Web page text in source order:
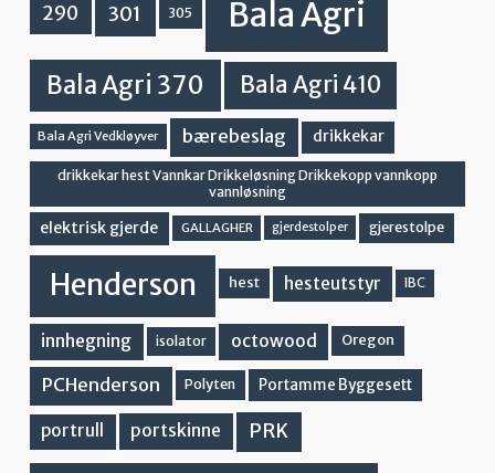
290 301 305 Bala Agri
Bala Agri 370 Bala Agri 410
Bala Agri Vedkløyver bærebeslag drikkekar
drikkekar hest Vannkar Drikkeløsning Drikkekopp vannkopp
vannløsning
elektrisk gjerde GALLAGHER gjerdestolper gjerestolpe
Henderson hest hesteutstyr IBC
innhegning isolator octowood Oregon
PCHenderson Polyten Portamme Byggesett
portrull portskinne PRK